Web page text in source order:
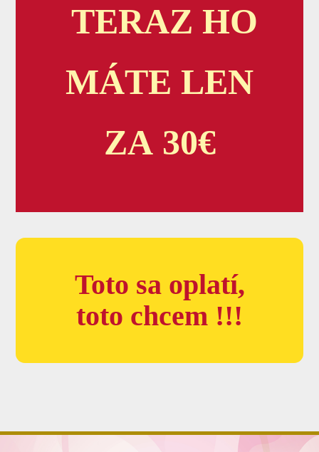
TERAZ HO
MÁTE LEN
ZA 30€
Toto sa oplatí,
toto chcem !!!